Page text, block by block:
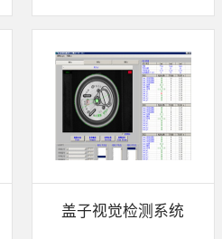
打印或热移印的数字、字
母、符号，检测喷码或打印
缺失、错喷、漏喷等缺陷。
采检测速度可达每秒20件产
品以上。该系统可广泛应用
于各种产品生产日期、批
号、产品代码打印品质检测
以及字符数字读取验证等。
盖子视觉检测系统